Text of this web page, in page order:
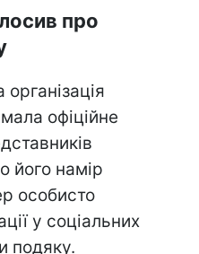
про
офіційне
його намір
особисто
у соціальних
подяку.